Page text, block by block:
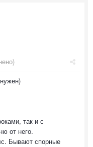
так и с
от него.
Бывают спорные